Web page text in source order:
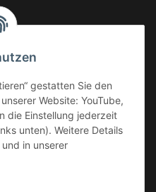
gestatten Sie den
Website: YouTube,
die Einstellung jederzeit
unten). Weitere Details
und in unserer
58 48
Uhr